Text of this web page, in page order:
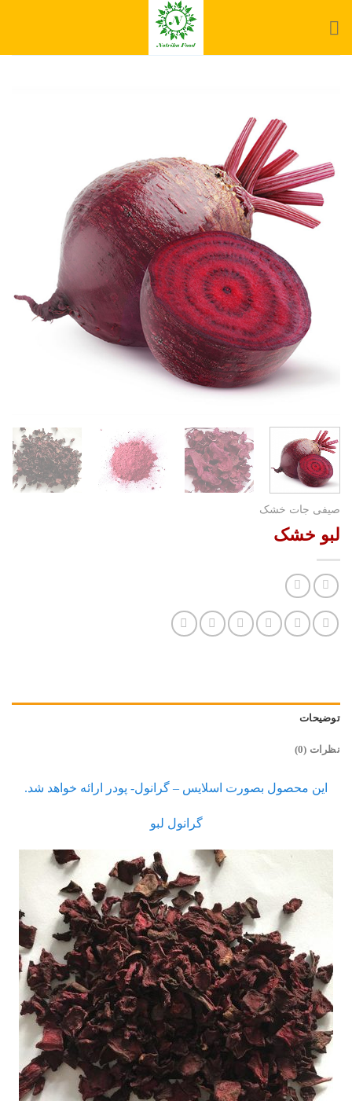
صیفی جات خشک
لبو خشک
توضیحات
نظرات (0)
این محصول بصورت اسلایس – گرانول- پودر ارائه خواهد شد.
گرانول لبو